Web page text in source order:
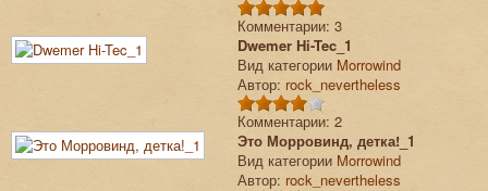
Комментарии: 3
Dwemer Hi-Tec_1
Вид категории Morrowind
Автор: rock_nevertheless
Комментарии: 2
Это Морровинд, детка!_1
Вид категории Morrowind
Автор: rock_nevertheless